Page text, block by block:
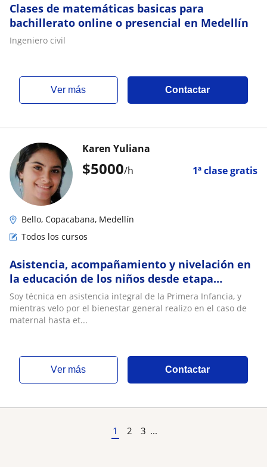
Clases de matemáticas basicas para
bachillerato online o presencial en Medellín
Ingeniero civil
ver más Contactar
$5000/h 1ª clase gratis
Karen Yuliana
Bello, Copacabana, Medellín
Todos los cursos
Asistencia, acompañamiento y nivelación en
la educación de los niños desde etapa
maternal hasta 5 de primaria
Soy técnica en asistencia integral de la Primera Infancia, y
mientras velo por el bienestar general realizo en el caso de
maternal hasta et...
ver más Contactar
1 2 3 ...